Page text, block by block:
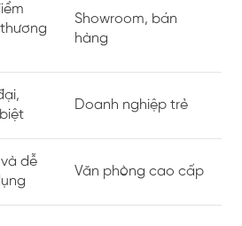
Showroom, bán
hàng
Doanh nghiệp trẻ
dễ
Văn phòng cao cấp